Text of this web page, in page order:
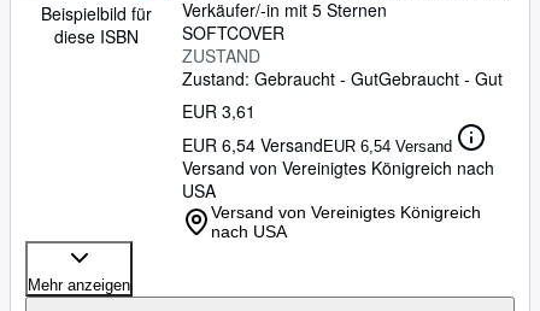
Beispielbild für
diese ISBN
Verkäufer/-in mit 5 Sternen
SOFTCOVER
ZUSTAND
Zustand: Gebraucht - GutGebraucht - Gut
EUR 3,61
EUR 6,54 VersandEUR 6,54 Versand
Versand von Vereinigtes Königreich nach
USA
Versand von Vereinigtes Königreich
nach USA
Mehr anzeigen